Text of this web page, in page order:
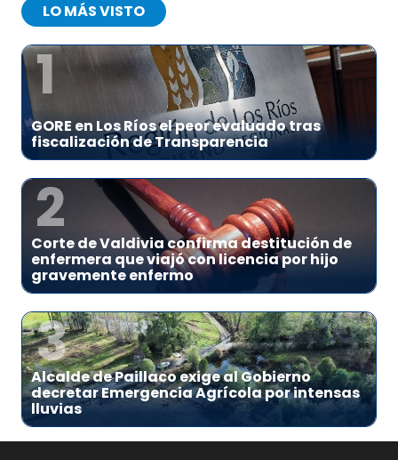
LO MÁS VISTO
1
GORE en Los Ríos el peor evaluado tras
fiscalización de Transparencia
2
Corte de Valdivia confirma destitución de
enfermera que viajó con licencia por hijo
gravemente enfermo
3
Alcalde de Paillaco exige al Gobierno
decretar Emergencia Agrícola por intensas
lluvias